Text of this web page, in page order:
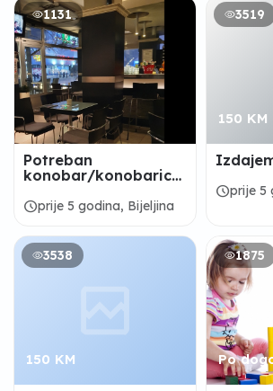
1131
Potreban
konobar/konobarica
Bella Maria
scheduleprije 5 godina, Bijeljina
3519
150 KM
scheduleprije 5
3538
150 KM
1875
Po